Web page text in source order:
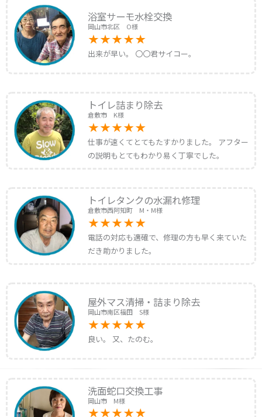
浴室サーモ水栓交換
岡山市北区 O様
出来が早い。 〇〇君サイコー。
トイレ詰まり除去
倉敷市 K様
仕事が速くてとてもたすかりました。 アフター
の説明もとてもわかり易く丁寧でした。
トイレタンクの水漏れ修理
倉敷市西阿知町 M・M様
電話の対応も適確で、修理の方も早く来ていた
だき助かりました。
屋外マス清掃・詰まり除去
岡山市南区福田 S様
良い。 又、たのむ。
洗面蛇口交換工事
岡山市 M様